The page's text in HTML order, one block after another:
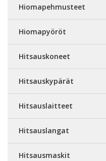
Hiomapehmusteet
Hiomapyöröt
Hitsauskoneet
Hitsauskypärät
Hitsauslaitteet
Hitsauslangat
Hitsausmaskit